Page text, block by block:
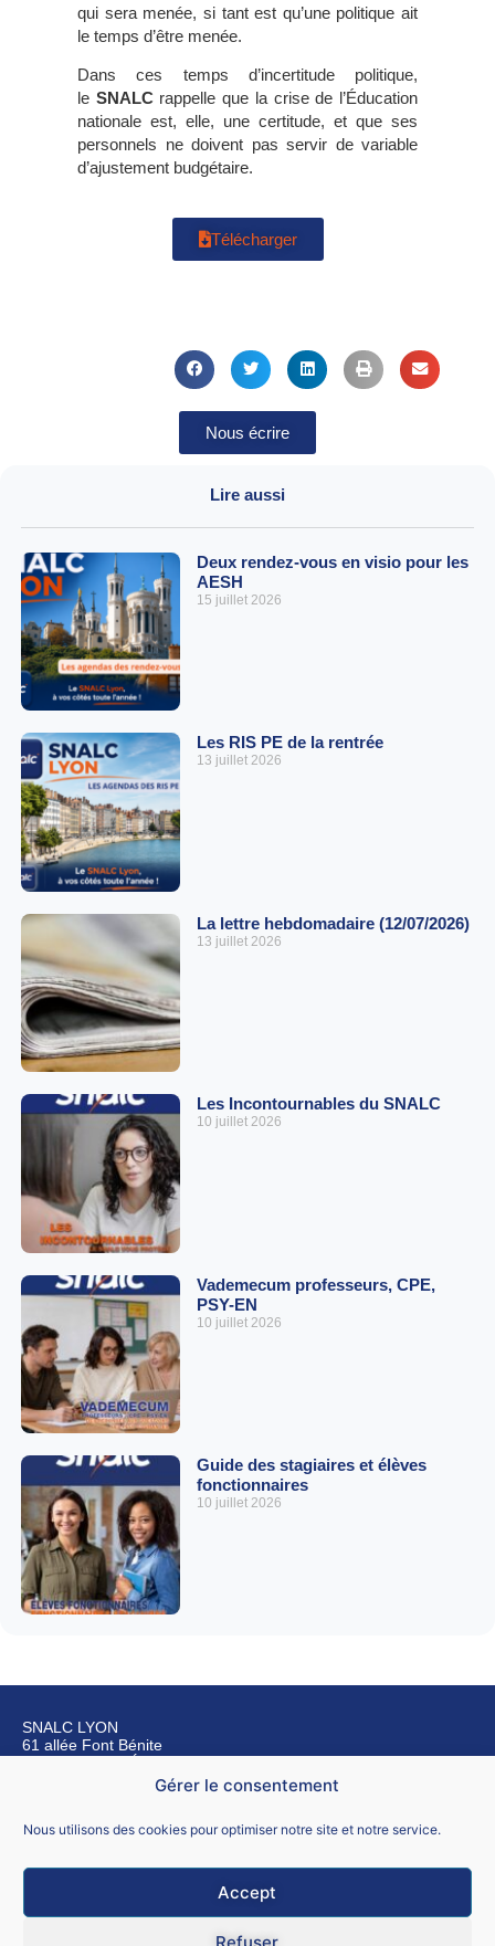
Gérer le consentement
Nous utilisons des cookies pour optimiser notre site et notre service.
Accept
Refuser
qui sera menée, si tant est qu’une politique ait
le temps d’être menée.
Dans ces temps d’incertitude politique,
le SNALCrappelle que la crise de l’Éducation
nationale est, elle, une certitude, et que ses
personnels ne doivent pas servir de variable
d’ajustement budgétaire.
Télécharger
Nous écrire
Lire aussi
Deux rendez-vous en visio pour les
AESH
15 juillet 2026
Les RIS PE de la rentrée
13 juillet 2026
La lettre hebdomadaire (12/07/2026)
13 juillet 2026
Les Incontournables du SNALC
10 juillet 2026
Vademecum professeurs, CPE,
PSY-EN
10 juillet 2026
Guide des stagiaires et élèves
fonctionnaires
10 juillet 2026
SNALC LYON
61 allée Font Bénite